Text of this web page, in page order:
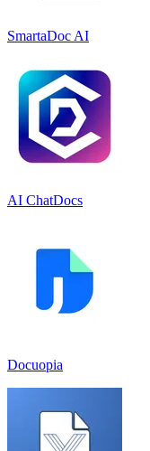
SmartaDoc AI
AI ChatDocs
Docuopia